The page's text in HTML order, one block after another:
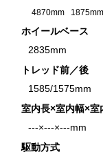
4870mm 1875mm
ホイールベース
2835mm
トレッド前／後
1585/1575mm
室内長×室内幅×室
---×---×---mm
駆動方式